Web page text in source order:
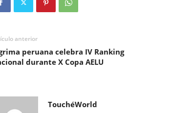
anterior
peruana celebra IV Ranking
durante X Copa AELU
TouchéWorld